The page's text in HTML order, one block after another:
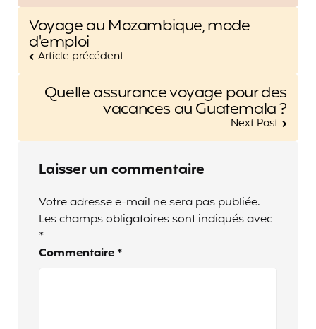
Post
navigation
Voyage au Mozambique, mode
d'emploi
Article précédent
Quelle assurance voyage pour des
vacances au Guatemala ?
Next Post
Laisser un commentaire
Votre adresse e-mail ne sera pas publiée.
Les champs obligatoires sont indiqués avec
*
Commentaire *